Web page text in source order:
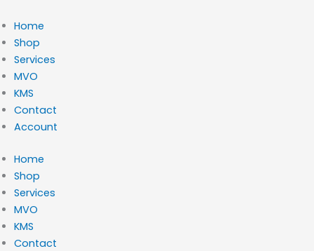
naar
de
inhoud
Home
Shop
Services
MVO
KMS
Contact
Account
Home
Shop
Services
MVO
KMS
Contact